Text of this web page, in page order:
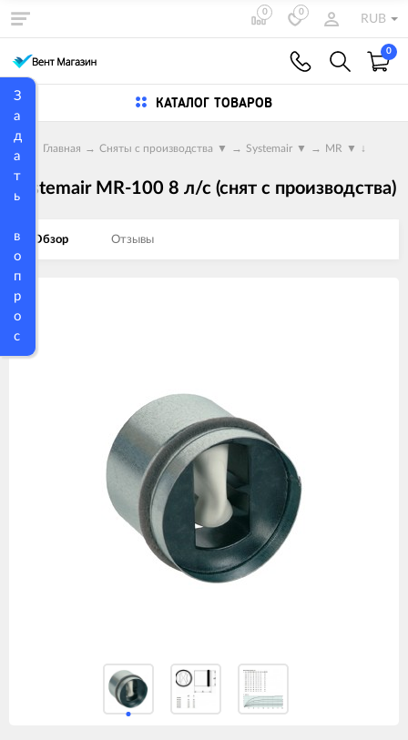
З
а
д
а
т
ь
в
о
п
р
о
с
0 0
RUB
0
КАТАЛОГ ТОВАРОВ
Главная → Сняты с производства ▼ → Systemair ▼ → MR ▼ ↓
Systemair MR-100 8 л/с (снят с производства)
Обзор Отзывы
Изображения
товаров